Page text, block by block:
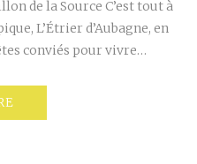
de la Source C’est tout à
L’Étrier d’Aubagne, en
conviés pour vivre…